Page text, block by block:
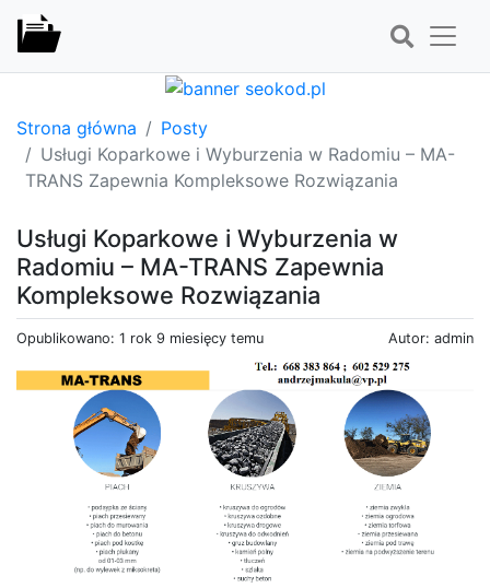
Strona główna
Posty
Usługi Koparkowe i Wyburzenia w Radomiu – MA-
TRANS Zapewnia Kompleksowe Rozwiązania
Usługi Koparkowe i Wyburzenia w
Radomiu – MA-TRANS Zapewnia
Kompleksowe Rozwiązania
Opublikowano: 1 rok 9 miesięcy temu Autor: admin